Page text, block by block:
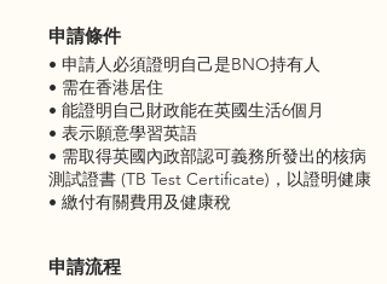
申請條件
• 申請人必須證明自己是BNO持有人
• 需在香港居住
• 能證明自己財政能在英國生活6個月
• 表示願意學習英語
• 需取得英國內政部認可義務所發出的核病
測試證書 (TB Test Certificate)，以證明健康
• 繳付有關費用及健康稅
申請流程